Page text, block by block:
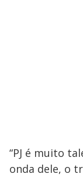
“PJ é muito
onda dele, o